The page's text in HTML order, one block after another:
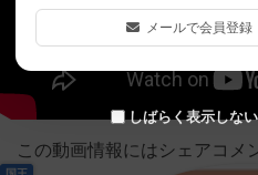
この動画情報にはシェアコメ
メールで会員登録
しばらく表示しない